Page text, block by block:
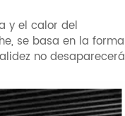
y el calor del
se basa en la forma
no desaparecerá